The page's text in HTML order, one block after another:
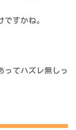
すかね。
ってハズレ無しっ